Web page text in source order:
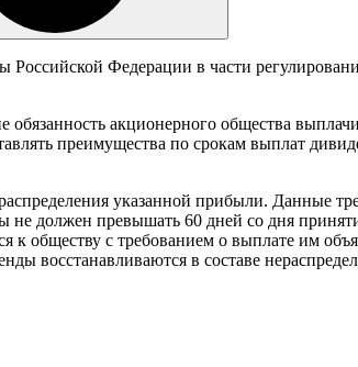
Федерации в части
акционерного общества
преимущества по срокам выплат
указанной прибыли. Данные
не должен превышать 60 дней со дня
к обществу с требованием о выплате им
восстанавливаются в составе